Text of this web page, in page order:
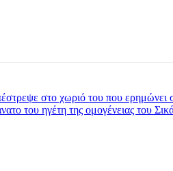
στο χωριό του που ερημώνει
του ηγέτη της ομογένειας του